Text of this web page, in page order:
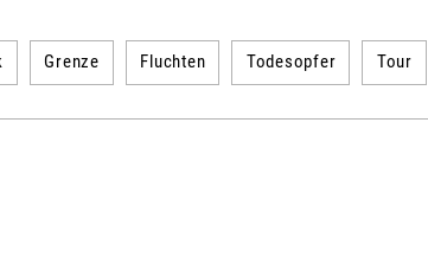
Grenze Fluchten Todesopfer Tour